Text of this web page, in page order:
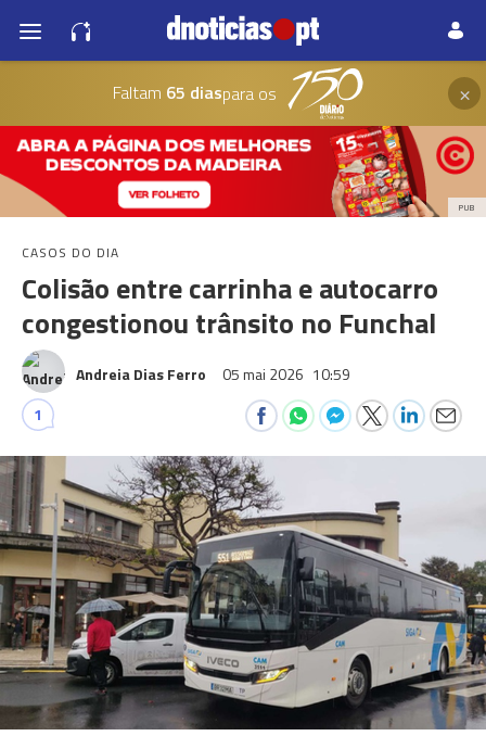
Faltam 65 diaspara os ×
PUB
CASOS DO DIA
Colisão entre carrinha e autocarro
congestionou trânsito no Funchal
Andreia Dias Ferro 05 mai 2026 10:59
1